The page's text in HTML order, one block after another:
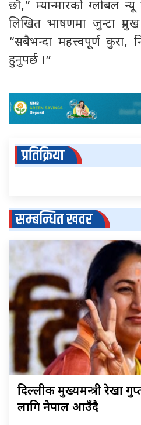
छौं,” म्यान्मारको ग्लोबल
लिखित भाषणमा जुन्टा
“सबैभन्दा महत्त्वपूर्ण कुरा,
हुनुपर्छ ।”
प्रतिक्रिया
सम्बन्धित खवर
दिल्लीकी मुख्यमन्त्री रेखा
लागि नेपाल आउँदै